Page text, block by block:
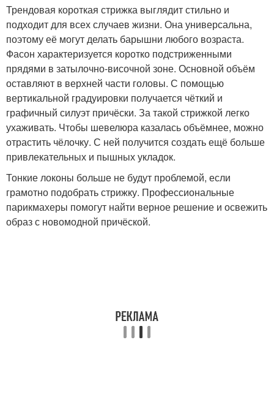
Трендовая короткая стрижка выглядит стильно и
подходит для всех случаев жизни. Она универсальна,
поэтому её могут делать барышни любого возраста.
Фасон характеризуется коротко подстриженными
прядями в затылочно-височной зоне. Основной объём
оставляют в верхней части головы. С помощью
вертикальной градуировки получается чёткий и
графичный силуэт причёски. За такой стрижкой легко
ухаживать. Чтобы шевелюра казалась объёмнее, можно
отрастить чёлочку. С ней получится создать ещё больше
привлекательных и пышных укладок.
Тонкие локоны больше не будут проблемой, если
грамотно подобрать стрижку. Профессиональные
парикмахеры помогут найти верное решение и освежить
образ с новомодной причёской.